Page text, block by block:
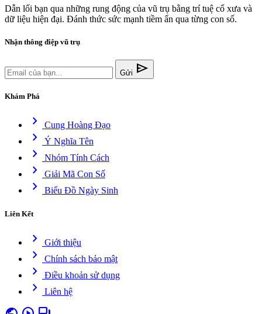
Dẫn lối bạn qua những rung động của vũ trụ bằng trí tuệ cổ xưa và
dữ liệu hiện đại. Đánh thức sức mạnh tiềm ẩn qua từng con số.
Nhận thông điệp vũ trụ
Gửi send
Khám Phá
chevron_right Cung Hoàng Đạo
chevron_right Ý Nghĩa Tên
chevron_right Nhóm Tính Cách
chevron_right Giải Mã Con Số
chevron_right Biểu Đồ Ngày Sinh
Liên Kết
chevron_right Giới thiệu
chevron_right Chính sách bảo mật
chevron_right Điều khoản sử dụng
chevron_right Liên hệ